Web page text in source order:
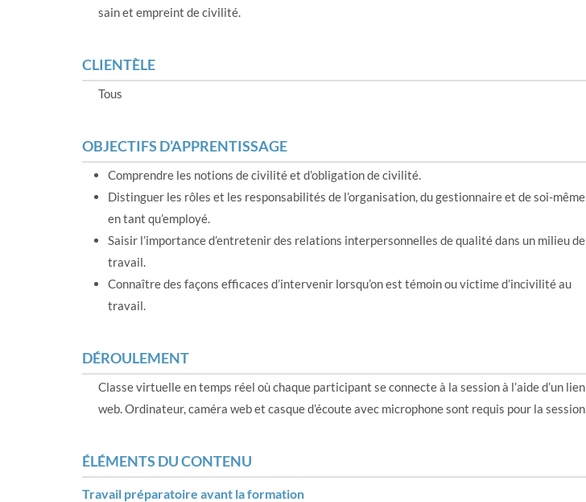
sain et empreint de civilité.
CLIENTÈLE
Tous
OBJECTIFS D’APPRENTISSAGE
Comprendre les notions de civilité et d’obligation de civilité.
Distinguer les rôles et les responsabilités de l’organisation, du gestionnaire et de soi-même
en tant qu’employé.
Saisir l’importance d’entretenir des relations interpersonnelles de qualité dans un milieu de
travail.
Connaître des façons efficaces d’intervenir lorsqu’on est témoin ou victime d’incivilité au
travail.
DÉROULEMENT
Classe virtuelle en temps réel où chaque participant se connecte à la session à l’aide d’un lien
web. Ordinateur, caméra web et casque d’écoute avec microphone sont requis pour la session.
ÉLÉMENTS DU CONTENU
Travail préparatoire avant la formation